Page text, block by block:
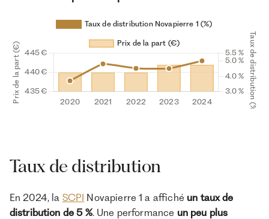
Taux de distribution
En 2024, la SCPI Novapierre 1 a affiché un taux de
distribution de 5 %. Une performance un peu plus